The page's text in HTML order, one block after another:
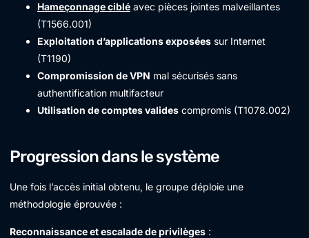
Hameçonnage ciblé avec pièces jointes malveillantes
(T1566.001)
Exploitation d’applications exposées sur Internet
(T1190)
Compromission de VPN mal sécurisés sans
authentification multifacteur
Utilisation de comptes valides compromis (T1078.002)
Progression dans le système
Une fois l’accès initial obtenu, le groupe déploie une
méthodologie éprouvée :
Reconnaissance et escalade de privilèges :